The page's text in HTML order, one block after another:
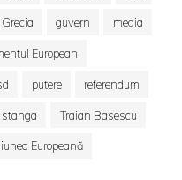
Grecia guvern media
European
putere referendum
stanga Traian Basescu
Europeană